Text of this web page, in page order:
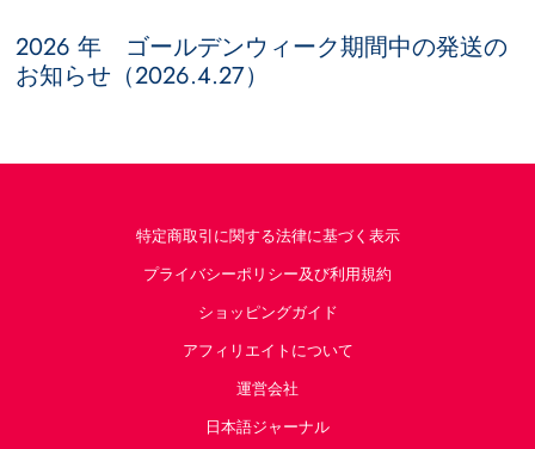
2026 年 ゴールデンウィーク期間中の発送の
お知らせ（2026.4.27）
特定商取引に関する法律に基づく表示
プライバシーポリシー及び利用規約
ショッピングガイド
アフィリエイトについて
運営会社
日本語ジャーナル